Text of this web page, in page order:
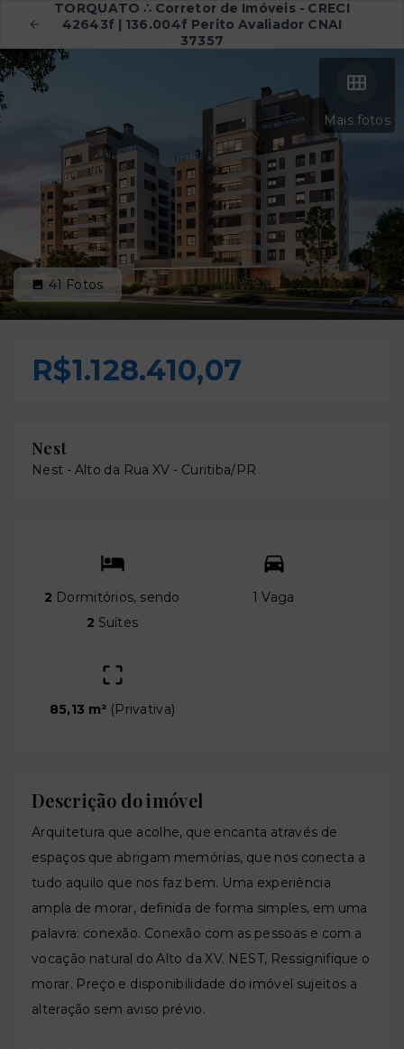
TORQUATO ∴ Corretor de Imóveis - CRECI
42643f | 136.004f Perito Avaliador CNAI
37357
Mais fotos
41 Fotos
R$1.128.410,07
Nest
Nest - Alto da Rua XV - Curitiba/PR
2 Dormitórios, sendo
2 Suítes
1 Vaga
85,13 m² (Privativa)
Descrição do imóvel
Arquitetura que acolhe, que encanta através de
espaços que abrigam memórias, que nos conecta a
tudo aquilo que nos faz bem. Uma experiência
ampla de morar, definida de forma simples, em uma
palavra: conexão. Conexão com as pessoas e com a
vocação natural do Alto da XV. NEST, Ressignifique o
morar. Preço e disponibilidade do imóvel sujeitos a
alteração sem aviso prévio.